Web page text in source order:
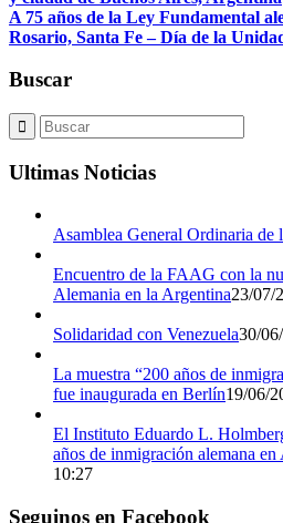
A 75 años de la Ley Fundamental
Rosario, Santa Fe – Día de la
Buscar
Ultimas Noticias
Asamblea General Ordinaria de
Encuentro de la FAAG con la
Alemania en la Argentina23/07/
Solidaridad con Venezuela30/
La muestra “200 años de
fue inaugurada en Berlín19/06/
El Instituto Eduardo L.
años de inmigración alemana en
10:27
Seguinos en Facebook